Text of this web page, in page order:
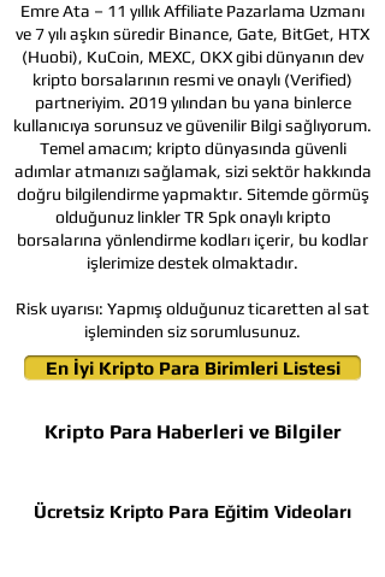
Ücretsiz Kripto Para Eğitim Videoları
Kripto Para Haberleri ve Bilgiler
En İyi Kripto Para Birimleri Listesi
Emre Ata – 11 yıllık Affiliate Pazarlama Uzmanı
ve 7 yılı aşkın süredir Binance, Gate, BitGet, HTX
(Huobi), KuCoin, MEXC, OKX gibi dünyanın dev
kripto borsalarının resmi ve onaylı (Verified)
partneriyim. 2019 yılından bu yana binlerce
kullanıcıya sorunsuz ve güvenilir Bilgi sağlıyorum.
Temel amacım; kripto dünyasında güvenli
adımlar atmanızı sağlamak, sizi sektör hakkında
doğru bilgilendirme yapmaktır. Sitemde görmüş
olduğunuz linkler TR Spk onaylı kripto
borsalarına yönlendirme kodları içerir, bu kodlar
işlerimize destek olmaktadır.
Risk uyarısı: Yapmış olduğunuz ticaretten al sat
işleminden siz sorumlusunuz.